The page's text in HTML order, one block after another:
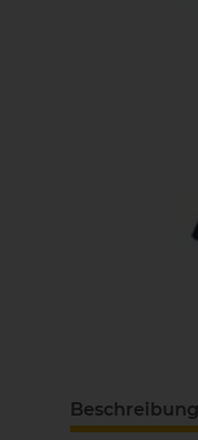
Beschreibung